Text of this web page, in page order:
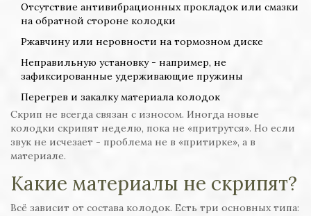
Отсутствие антивибрационных прокладок или смазки
на обратной стороне колодки
Ржавчину или неровности на тормозном диске
Неправильную установку - например, не
зафиксированные удерживающие пружины
Перегрев и закалку материала колодок
Скрип не всегда связан с износом. Иногда новые
колодки скрипят неделю, пока не «притрутся». Но если
звук не исчезает - проблема не в «притирке», а в
материале.
Какие материалы не скрипят?
Всё зависит от состава колодок. Есть три основных типа: